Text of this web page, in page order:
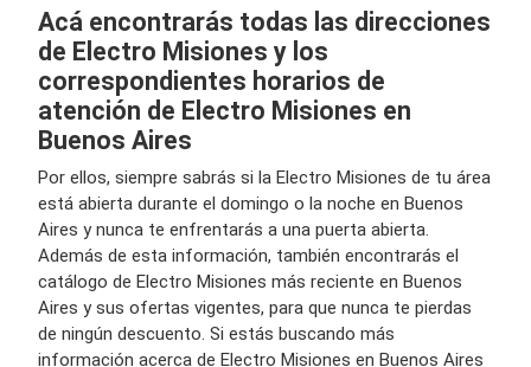
Acá encontrarás todas las direcciones
de Electro Misiones y los
correspondientes horarios de
atención de Electro Misiones en
Buenos Aires
Por ellos, siempre sabrás si la Electro Misiones de tu área
está abierta durante el domingo o la noche en Buenos
Aires y nunca te enfrentarás a una puerta abierta.
Además de esta información, también encontrarás el
catálogo de Electro Misiones más reciente en Buenos
Aires y sus ofertas vigentes, para que nunca te pierdas
de ningún descuento. Si estás buscando más
información acerca de Electro Misiones en Buenos Aires